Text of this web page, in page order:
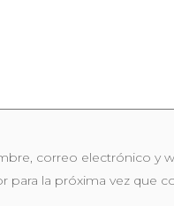
correo electrónico y
para la próxima vez que